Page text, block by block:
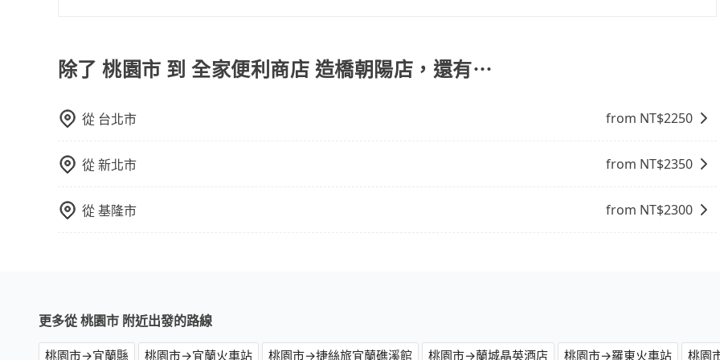
能用更少的司機來服務更多的旅客，意味著使用到不熟悉的司機或者轉單給其他車行的情況比同行更低，如此便
反應在服務品質的控管會更佳。但tripool網站上的價格是動態的，一般來說越早預訂價格越優，且保證前一天中
格。
中專心欣賞當地美景和文化，讓您的旅程更加輕鬆自在。
除了 桃園市 到 全家便利商店 造橋朝陽店，還有⋯
從 台北市 from NT$2250
從新北市 from NT$2350
從基隆市 from NT$2300
更多從 桃園市 附近出發的路線
桃園市→宜蘭縣 桃園市→宜蘭火車站 桃園市→捷絲旅宜蘭礁溪館 桃園市→蘭城晶英酒店 桃園市→羅東火車站 桃園